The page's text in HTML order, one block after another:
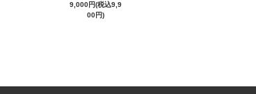
9,000円(税込9,9
00円)